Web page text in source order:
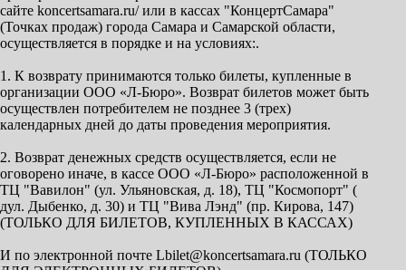
сайте koncertsamara.ru/ или в кассах "КонцертСамара"
(Точках продаж) города Самара и Самарской области,
осуществляется в порядке и на условиях:.
1. К возврату принимаются только билеты, купленные в
организации ООО «Л-Бюро». Возврат билетов может быть
осуществлен потребителем не позднее 3 (трех)
календарных дней до даты проведения мероприятия.
2. Возврат денежных средств осуществляется, если не
оговорено иначе, в кассе ООО «Л-Бюро» расположенной в
ТЦ "Вавилон" (ул. Ульяновская, д. 18), ТЦ "Космопорт" (
дул. Дыбенко, д. 30) и ТЦ "Вива Лэнд" (пр. Кирова, 147)
(ТОЛЬКО ДЛЯ БИЛЕТОВ, КУПЛЕННЫХ В КАССАХ)
И по электронной почте Lbilet@koncertsamara.ru (ТОЛЬКО